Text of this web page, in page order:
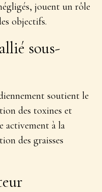
jouent un rôle
objectifs.
sous-
soutient le
des toxines et
activement à la
des graisses